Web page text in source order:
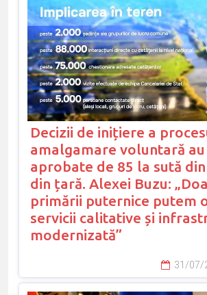
Decizii de inițiere a
amalgamare voluntară
aprobate de 85 la sută
din țară. Alexei Buzu:
primării puternice putem
servicii calitative și
modernizată”
31/07/